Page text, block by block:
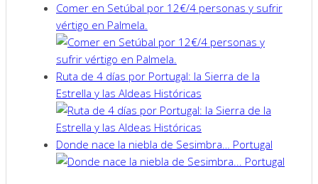
Comer en Setúbal por 12€/4 personas y sufrir
vértigo en Palmela.
Ruta de 4 días por Portugal: la Sierra de la
Estrella y las Aldeas Históricas
Donde nace la niebla de Sesimbra… Portugal